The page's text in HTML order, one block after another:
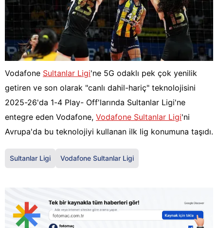
Vodafone Sultanlar Ligi'ne 5G odaklı pek çok yenilik
getiren ve son olarak "canlı dahil-hariç" teknolojisini
2025-26'da 1-4 Play- Off'larında Sultanlar Ligi'ne
entegre eden Vodafone, Vodafone Sultanlar Ligi'ni
Avrupa'da bu teknolojiyi kullanan ilk lig konumuna taşıdı.
Sultanlar Ligi Vodafone Sultanlar Ligi